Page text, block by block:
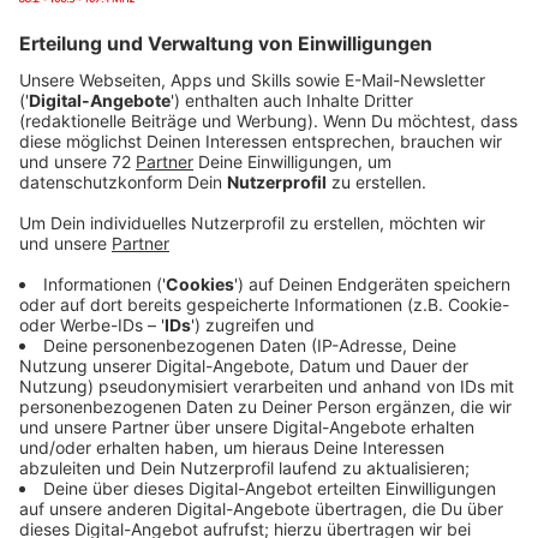
Veröffentlicht: Freitag, 29.05.2026 10:20
Anzeige
Geöffnet ist der Parcours schon seit November. Das
erste Fazit: Das Angebot kommt an. Krankenhaus,
Tagesklinik, Altenheim und die benachbarte
Physiopraxis in der Nähe nutzen den Parcours, es
kommen aber auch einfach so Menschen mit
Rollatoren zum Üben. Der Rollator-Parcours ist frei
zugänglich.
Anzeige